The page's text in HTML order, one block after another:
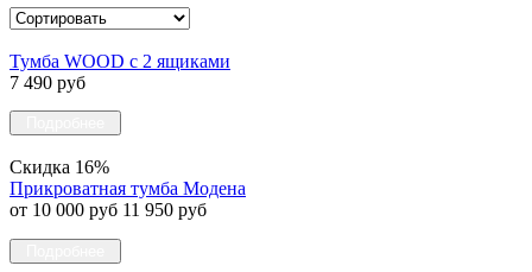
Тумба WOOD c 2 ящиками
7 490 руб
Скидка 16%
Прикроватная тумба Модена
от 10 000 руб 11 950 руб